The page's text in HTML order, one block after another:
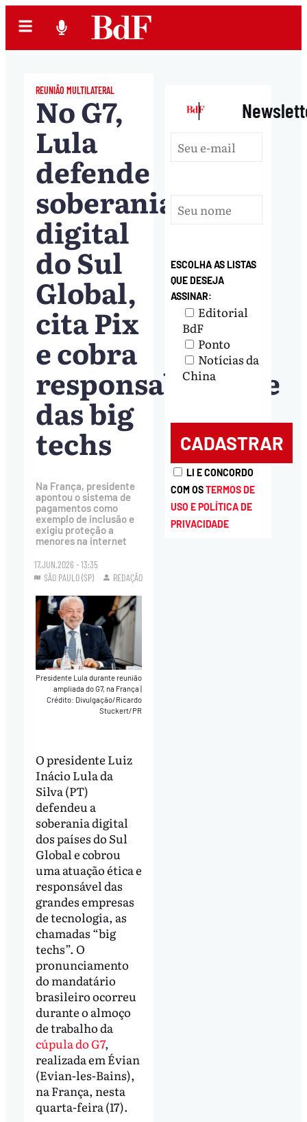
REUNIÃO MULTILATERAL
No G7,
Lula
defende
soberania
digital
do Sul
Global,
cita Pix
e cobra
responsabilidade
das big
techs
Na França, presidente
apontou o sistema de
pagamentos como
exemplo de inclusão e
exigiu proteção a
menores na internet
17.JUN.2026 - 13:35
SÃO PAULO (SP)
REDAÇÃO
Presidente Lula durante reunião
ampliada do G7, na França
Crédito: Divulgação/Ricardo
Stuckert/PR
O presidente Luiz
Inácio Lula da
Silva (PT)
defendeu a
soberania digital
dos países do Sul
Global e cobrou
uma atuação ética e
responsável das
grandes empresas
de tecnologia, as
chamadas “big
techs”. O
pronunciamento
do mandatário
brasileiro ocorreu
durante o almoço
de trabalho da
cúpula do G7,
realizada em Évian
(Evian-les-Bains),
na França, nesta
quarta-feira (17).
|
ESCOLHA AS LISTAS
QUE DESEJA
ASSINAR:
Editorial
BdF
Ponto
Notícias da
China
LI E CONCORDO
COM OSTERMOS DE
USO E POLÍTICA DE
PRIVACIDADE